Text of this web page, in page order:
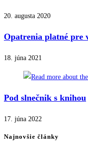
20. augusta 2020
Opatrenia platné pre
18. júna 2021
Pod slnečnik s knihou
17. júna 2022
Najnovšie články